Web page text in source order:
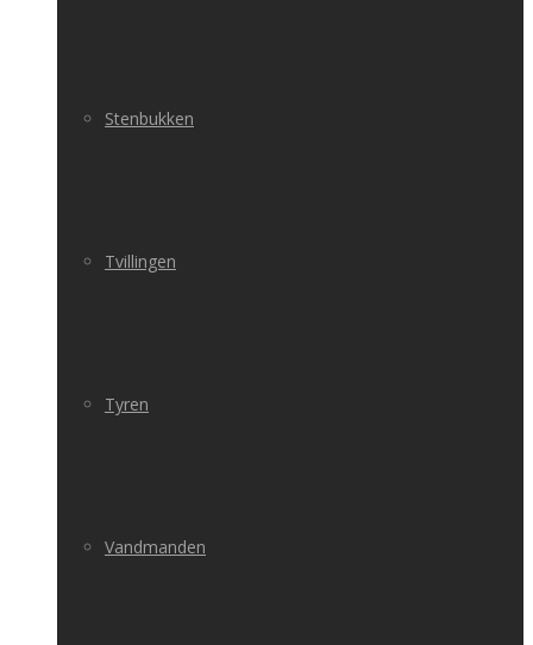
Stenbukken
Tvillingen
Tyren
Vandmanden